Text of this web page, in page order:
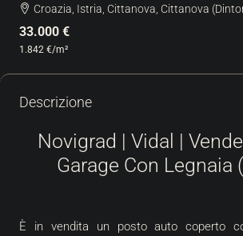
Croazia, Istria, Cittanova, Cittanova
33.000 €
1.842 €/m²
Descrizione
Novigrad | Vidal |
Garage Con Legnaia
È in vendita un posto auto coperto